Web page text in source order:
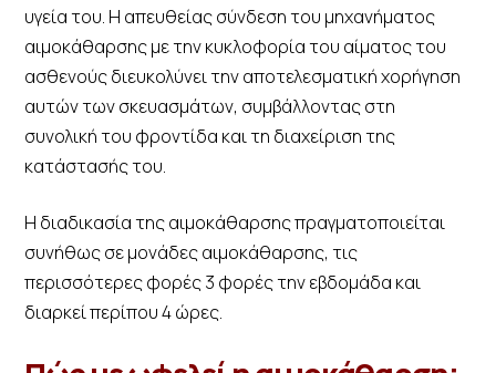
υγεία του. Η απευθείας σύνδεση του μηχανήματος
αιμοκάθαρσης με την κυκλοφορία του αίματος του
ασθενούς διευκολύνει την αποτελεσματική χορήγηση
αυτών των σκευασμάτων, συμβάλλοντας στη
συνολική του φροντίδα και τη διαχείριση της
κατάστασής του.
Η διαδικασία της αιμοκάθαρσης πραγματοποιείται
συνήθως σε μονάδες αιμοκάθαρσης, τις
περισσότερες φορές 3 φορές την εβδομάδα και
διαρκεί περίπου 4 ώρες.